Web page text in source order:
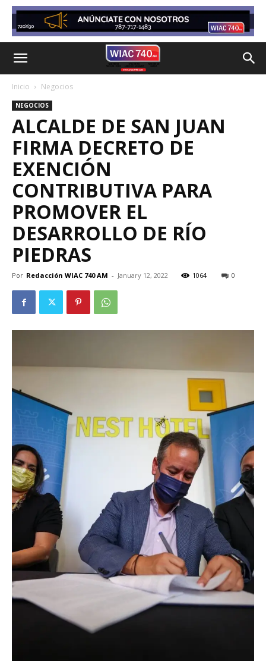
Inicio Negocios
NEGOCIOS
ALCALDE DE SAN JUAN
FIRMA DECRETO DE
EXENCIÓN
CONTRIBUTIVA PARA
PROMOVER EL
DESARROLLO DE RÍO
PIEDRAS
Por Redacción WIAC 740 AM - January 12, 2022 1064 0